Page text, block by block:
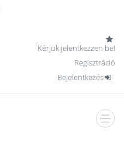
Kérjük jelentkezzen be!
Regisztráció
Bejelentkezés